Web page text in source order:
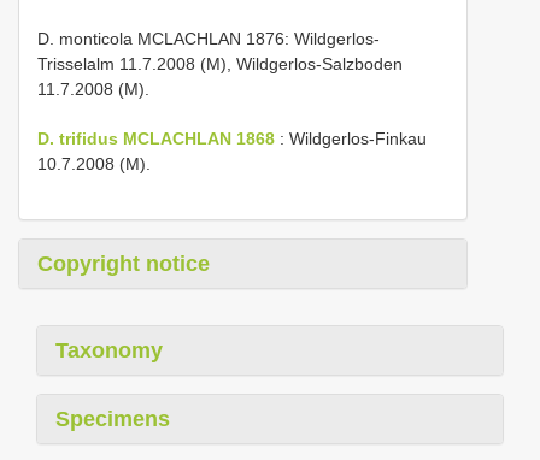
D. monticola MCLACHLAN 1876: Wildgerlos-
Trisselalm 11.7.2008 (M), Wildgerlos-Salzboden
11.7.2008 (M).
D. trifidus MCLACHLAN 1868 : Wildgerlos-Finkau
10.7.2008 (M).
Copyright notice
Taxonomy
Specimens